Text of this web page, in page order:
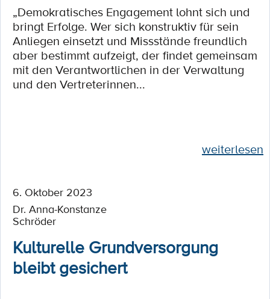
„Demokratisches Engagement lohnt sich und
bringt Erfolge. Wer sich konstruktiv für sein
Anliegen einsetzt und Missstände freundlich
aber bestimmt aufzeigt, der findet gemeinsam
mit den Verantwortlichen in der Verwaltung
und den Vertreterinnen...
weiterlesen
6. Oktober 2023
Dr. Anna-Konstanze
Schröder
Kulturelle Grundversorgung
bleibt gesichert